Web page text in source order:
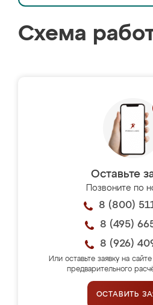
Схема
Оставьте
Позвоните по
8 (800)
8 (495)
8 (926)
Или оставьте заявку на
предварительного
ОСТАВИТЬ